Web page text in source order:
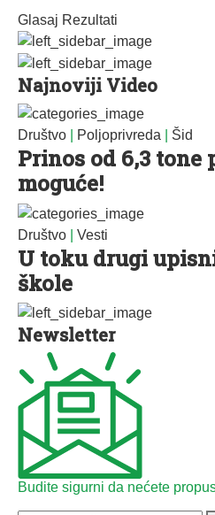
Glasaj Rezultati
Najnoviji Video
Društvo Poljoprivreda Šid
Prinos od 6,3 tone
moguće!
Društvo Vesti
U toku drugi
škole
Newsletter
Budite sigurni da nećete